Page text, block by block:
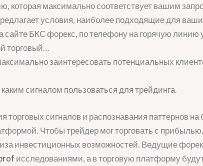
которая максимально соответствует вашим
условия, наиболее подходящие для
сайте БКС форекс, по телефону на горячую линию
торговый…
заинтересовать потенциальных
сигналом пользоваться для трейдинга.
торговых сигналов и распознавания паттернов
Чтобы трейдер мог торговать с
инвестиционных возможностей. Ведущие
исследованиями, а в торговую платформу